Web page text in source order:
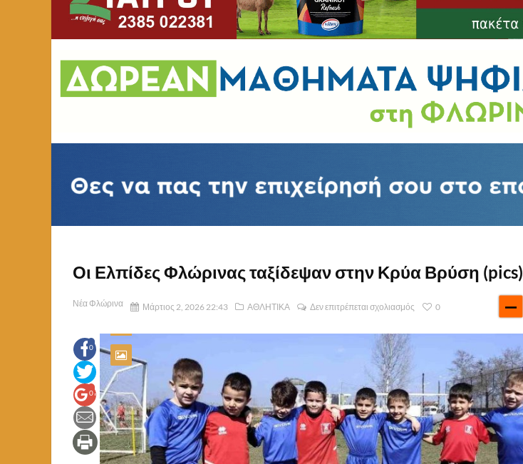
Οι Ελπίδες Φλώρινας ταξίδεψαν στην Κρύα Βρύση (pics)
Νέα Φλώρινα Μάρτιος 2, 2026 22:43 ΑΘΛΗΤΙΚΑ Δεν επιτρέπεται σχολιασμός 0
0
0